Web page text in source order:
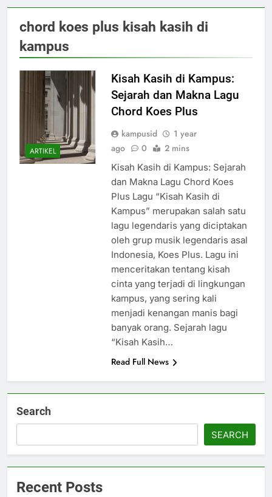
chord koes plus kisah kasih di
kampus
ARTIKEL
Kisah Kasih di Kampus:
Sejarah dan Makna Lagu
Chord Koes Plus
kampusid
1 year
ago
0 2 mins
Kisah Kasih di Kampus: Sejarah
dan Makna Lagu Chord Koes
Plus Lagu “Kisah Kasih di
Kampus” merupakan salah satu
lagu legendaris yang diciptakan
oleh grup musik legendaris asal
Indonesia, Koes Plus. Lagu ini
menceritakan tentang kisah
cinta yang terjadi di lingkungan
kampus, yang sering kali
menjadi kenangan manis bagi
banyak orang. Sejarah lagu
“Kisah Kasih…
Read Full News
Search
SEARCH
Recent Posts